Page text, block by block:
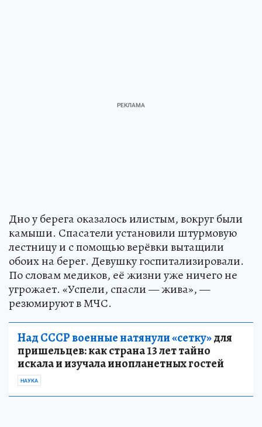
Дно у берега оказалось илистым, вокруг были
камыши. Спасатели установили штурмовую
лестницу и с помощью верёвки вытащили
обоих на берег. Девушку госпитализировали.
По словам медиков, её жизни уже ничего не
угрожает. «Успели, спасли — жива», —
резюмируют в МЧС.
Над СССР военные натянули «сетку»для
пришельцев: как страна 13 лет тайно
искала и изучала инопланетных гостей
НАУКА